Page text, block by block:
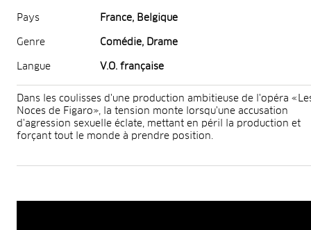
Pays France, Belgique
Genre Comédie, Drame
Langue V.O. française
Dans les coulisses d'une production ambitieuse de l'opéra
Noces de Figaro», la tension monte lorsqu'une accusation
d'agression sexuelle éclate, mettant en péril la production et
forçant tout le monde à prendre position.